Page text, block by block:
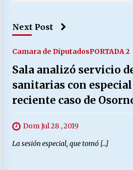
Next Post
Camara de DiputadosPORTADA 2
Sala analizó servicio
sanitarias con
reciente caso de
Dom Jul 28 , 2019
La sesión especial, que tomó […]